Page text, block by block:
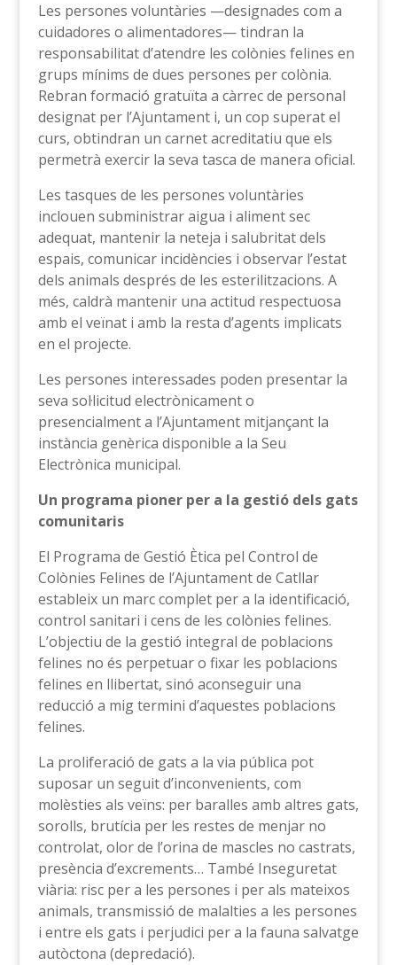
Les persones voluntàries —designades com a
cuidadores o alimentadores— tindran la
responsabilitat d’atendre les colònies felines en
grups mínims de dues persones per colònia.
Rebran formació gratuïta a càrrec de personal
designat per l’Ajuntament i, un cop superat el
curs, obtindran un carnet acreditatiu que els
permetrà exercir la seva tasca de manera oficial.
Les tasques de les persones voluntàries
inclouen subministrar aigua i aliment sec
adequat, mantenir la neteja i salubritat dels
espais, comunicar incidències i observar l’estat
dels animals després de les esterilitzacions. A
més, caldrà mantenir una actitud respectuosa
amb el veïnat i amb la resta d’agents implicats
en el projecte.
Les persones interessades poden presentar la
seva sol·licitud electrònicament o
presencialment a l’Ajuntament mitjançant la
instància genèrica disponible a la Seu
Electrònica municipal.
Un programa pioner per a la gestió dels gats
comunitaris
El Programa de Gestió Ètica pel Control de
Colònies Felines de l’Ajuntament de Catllar
estableix un marc complet per a la identificació,
control sanitari i cens de les colònies felines.
L’objectiu de la gestió integral de poblacions
felines no és perpetuar o fixar les poblacions
felines en llibertat, sinó aconseguir una
reducció a mig termini d’aquestes poblacions
felines.
La proliferació de gats a la via pública pot
suposar un seguit d’inconvenients, com
molèsties als veïns: per baralles amb altres gats,
sorolls, brutícia per les restes de menjar no
controlat, olor de l’orina de mascles no castrats,
presència d’excrements… També Inseguretat
viària: risc per a les persones i per als mateixos
animals, transmissió de malalties a les persones
i entre els gats i perjudici per a la fauna salvatge
autòctona (depredació).